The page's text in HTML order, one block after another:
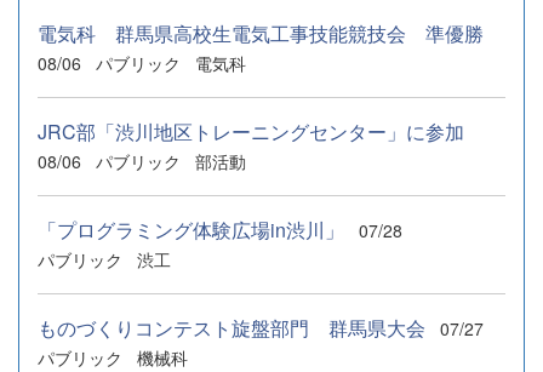
電気科 群馬県高校生電気工事技能競技会 準優勝
08/06 パブリック 電気科
JRC部「渋川地区トレーニングセンター」に参加
08/06 パブリック 部活動
「プログラミング体験広場in渋川」
07/28
パブリック
渋工
ものづくりコンテスト旋盤部門 群馬県大会
07/27
パブリック
機械科